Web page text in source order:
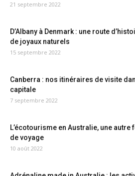
21 septembre 2022
D’Albany à Denmark : une route
de joyaux naturels
15 septembre 2022
Canberra : nos itinéraires de visite
capitale
7 septembre 2022
L’écotourisme en Australie, une autre
de voyage
10 août 2022